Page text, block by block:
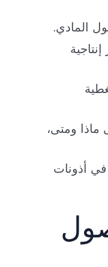
المادي.
ومتى،
في أذونات